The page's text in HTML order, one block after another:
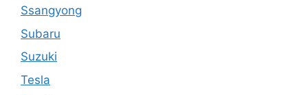
Ssangyong
Subaru
Suzuki
Tesla